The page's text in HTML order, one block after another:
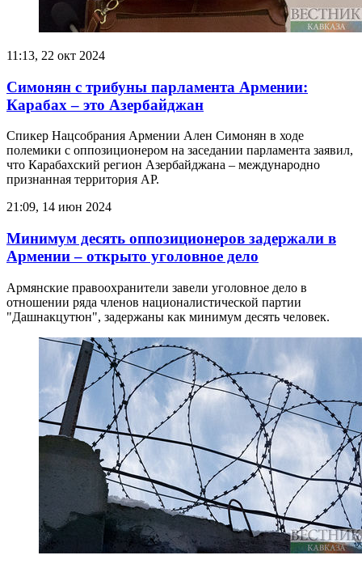
11:13, 22 окт 2024
Симонян с трибуны парламента Армении:
Карабах – это Азербайджан
Спикер Нацсобрания Армении Ален Симонян в ходе
полемики с оппозиционером на заседании парламента заявил,
что Карабахский регион Азербайджана – международно
признанная территория АР.
21:09, 14 июн 2024
Минимум десять оппозиционеров задержали в
Армении – открыто уголовное дело
Армянские правоохранители завели уголовное дело в
отношении ряда членов националистической партии
"Дашнакцутюн", задержаны как минимум десять человек.